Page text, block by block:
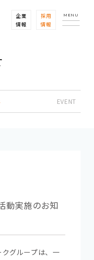
企業
情報
採用
情報
MENU
EVENT
動実施のお知
グループは、一